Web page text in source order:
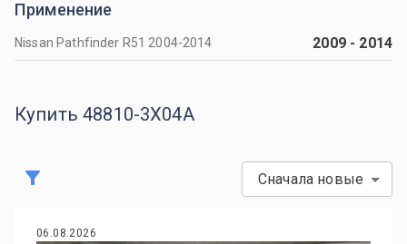
Применение
Nissan Pathfinder R51 2004-2014 2009- 2014
Купить 48810-3X04A
Сначала новые
06.08.2026